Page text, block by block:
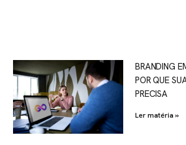
BRANDING
POR QUE
PRECISA
Ler matéria »